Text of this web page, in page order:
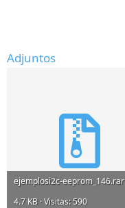
Adjuntos
ejemplosi2c-eeprom_146.rar
4.7 KB · Visitas: 590